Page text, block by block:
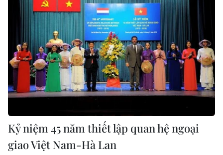
Kỷ niệm 45 năm thiết lập quan hệ ngoại
giao Việt Nam-Hà Lan